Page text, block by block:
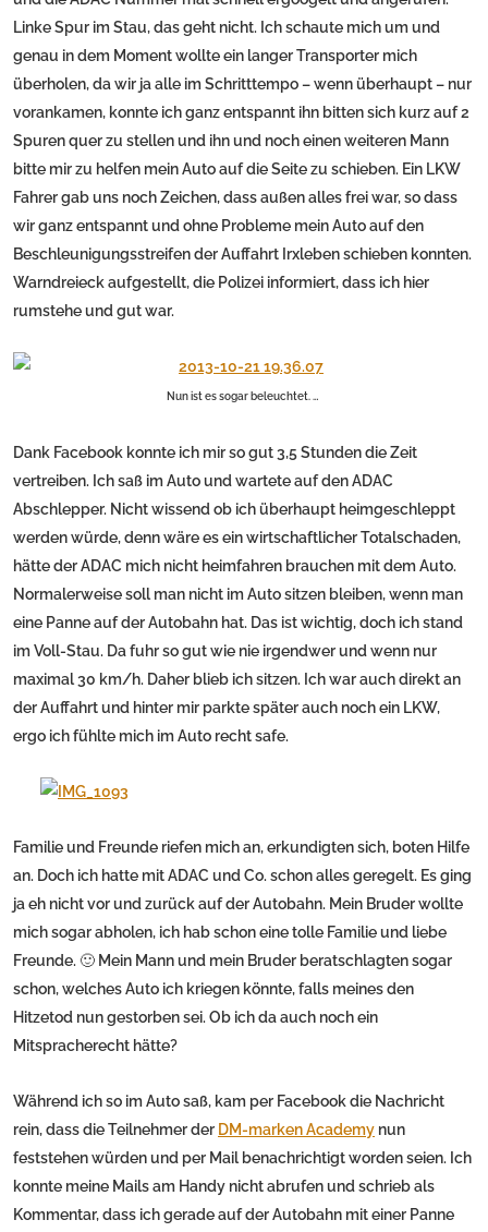
Linke Spur im Stau, das geht nicht. Ich schaute mich um und
genau in dem Moment wollte ein langer Transporter mich
überholen, da wir ja alle im Schritttempo – wenn überhaupt – nur
vorankamen, konnte ich ganz entspannt ihn bitten sich kurz auf 2
Spuren quer zu stellen und ihn und noch einen weiteren Mann
bitte mir zu helfen mein Auto auf die Seite zu schieben. Ein LKW
Fahrer gab uns noch Zeichen, dass außen alles frei war, so dass
wir ganz entspannt und ohne Probleme mein Auto auf den
Beschleunigungsstreifen der Auffahrt Irxleben schieben konnten.
Warndreieck aufgestellt, die Polizei informiert, dass ich hier
rumstehe und gut war.
Nun ist es sogar beleuchtet. …
Dank Facebook konnte ich mir so gut 3,5 Stunden die Zeit
vertreiben. Ich saß im Auto und wartete auf den ADAC
Abschlepper. Nicht wissend ob ich überhaupt heimgeschleppt
werden würde, denn wäre es ein wirtschaftlicher Totalschaden,
hätte der ADAC mich nicht heimfahren brauchen mit dem Auto.
Normalerweise soll man nicht im Auto sitzen bleiben, wenn man
eine Panne auf der Autobahn hat. Das ist wichtig, doch ich stand
im Voll-Stau. Da fuhr so gut wie nie irgendwer und wenn nur
maximal 30 km/h. Daher blieb ich sitzen. Ich war auch direkt an
der Auffahrt und hinter mir parkte später auch noch ein LKW,
ergo ich fühlte mich im Auto recht safe.
Familie und Freunde riefen mich an, erkundigten sich, boten Hilfe
an. Doch ich hatte mit ADAC und Co. schon alles geregelt. Es ging
ja eh nicht vor und zurück auf der Autobahn. Mein Bruder wollte
mich sogar abholen, ich hab schon eine tolle Familie und liebe
Freunde. 🙂 Mein Mann und mein Bruder beratschlagten sogar
schon, welches Auto ich kriegen könnte, falls meines den
Hitzetod nun gestorben sei. Ob ich da auch noch ein
Mitspracherecht hätte?
Während ich so im Auto saß, kam per Facebook die Nachricht
rein, dass die Teilnehmer der DM-marken Academy nun
feststehen würden und per Mail benachrichtigt worden seien. Ich
konnte meine Mails am Handy nicht abrufen und schrieb als
Kommentar, dass ich gerade auf der Autobahn mit einer Panne